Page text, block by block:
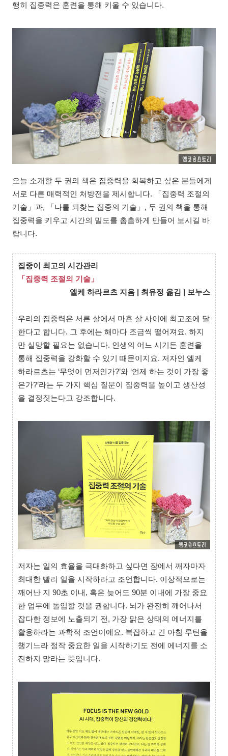
행히 집중력은 훈련을 통해 키울 수 있습니다.
오늘 소개할 두 권의 책은 집중력을 회복하고 싶은 분들에게
서로 다른 매력적인 처방전을 제시합니다. 「집중력 조절의
기술」과, 「나를 되찾는 집중의 기술」, 두 권의 책을 통해
집중력을 키우고 시간의 밀도를 촘촘하게 만들어 보시길 바
랍니다.
집중이 최고의 시간관리
「집중력 조절의 기술」
엘케 하라르츠 지음 | 최유정 옮김 | 보누스
우리의 집중력은 서른 살에서 마흔 살 사이에 최고조에 달
한다고 합니다. 그 후에는 해마다 조금씩 떨어져요. 하지
만 실망할 필요는 없습니다. 인생의 어느 시기든 훈련을
통해 집중력을 강화할 수 있기 때문이지요. 저자인 엘케
하라르츠는 ‘무엇이 먼저인가?’와 ‘언제 하는 것이 가장 좋
은가?’라는 두 가지 핵심 질문이 집중력을 높이고 생산성
을 결정짓는다고 강조합니다.
저자는 일의 효율을 극대화하고 싶다면 잠에서 깨자마자
최대한 빨리 일을 시작하라고 조언합니다. 이상적으로는
깨어난 지 90초 이내, 혹은 늦어도 90분 이내에 가장 중요
한 업무에 돌입할 것을 권합니다. 뇌가 완전히 깨어나서
잡다한 정보에 노출되기 전, 가장 맑은 상태의 에너지를
활용하라는 과학적 조언이에요. 복잡하고 긴 아침 루틴을
챙기느라 정작 중요한 일을 시작하기도 전에 에너지를 소
진하지 말라는 뜻입니다.